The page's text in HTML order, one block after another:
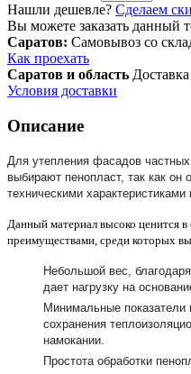
Нашли дешевле? Сделаем
Вы можете заказать данный
Саратов: Самовывоз со
Как проехать
Саратов и область
Условия доставки
Описание
Для утепления фасадов
выбирают пенопласт, так как
техническими
Данный материал высоко ценится
преимуществами, среди которых
Небольшой вес,
дает нагрузку на
Минимальные
сохранения
намокании.
Простота обработки